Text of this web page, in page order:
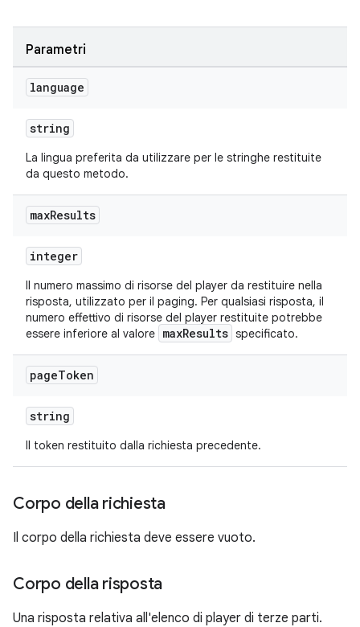
Parametri
language
string
La lingua preferita da utilizzare per le stringhe restituite
da questo metodo.
maxResults
integer
Il numero massimo di risorse del player da restituire nella
risposta, utilizzato per il paging. Per qualsiasi risposta, il
numero effettivo di risorse del player restituite potrebbe
essere inferiore al valore maxResults specificato.
pageToken
string
Il token restituito dalla richiesta precedente.
Corpo della richiesta
Il corpo della richiesta deve essere vuoto.
Corpo della risposta
Una risposta relativa all'elenco di player di terze parti.